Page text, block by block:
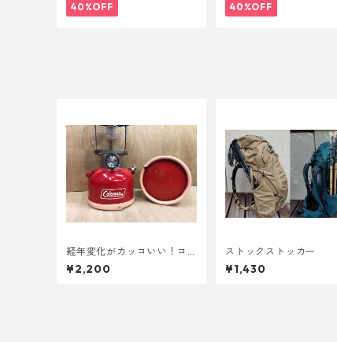
40%OFF 40%OFF
経年変化がカッコいい！コ
ールマン・ランタン用ボト
ムレザーカバー135mm
¥2,200
ストックストッカー
¥1,430